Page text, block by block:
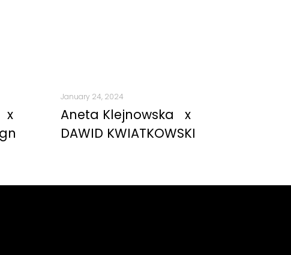
x
January 24, 2024
Aneta Klejnowska x
DAWID KWIATKOWSKI